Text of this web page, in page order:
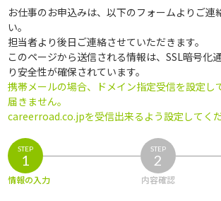
お仕事のお申込みは、以下のフォームよりご連
い。
担当者より後日ご連絡させていただきます。
このページから送信される情報は、SSL暗号化
り安全性が確保されています。
携帯メールの場合、ドメイン指定受信を設定し
届きません。
careerroad.co.jpを受信出来るよう設定してくだ
STEP
1
情報の入力
STEP
2
内容確認